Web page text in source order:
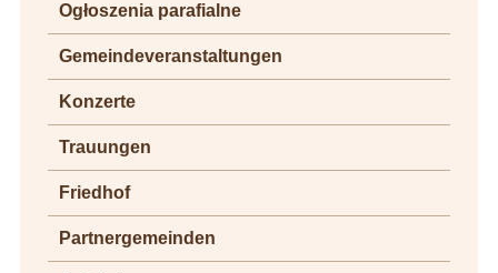
Ogłoszenia parafialne
Gemeindeveranstaltungen
Konzerte
Trauungen
Friedhof
Partnergemeinden